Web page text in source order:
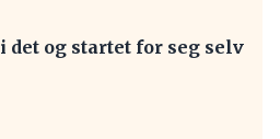
det og startet for seg selv